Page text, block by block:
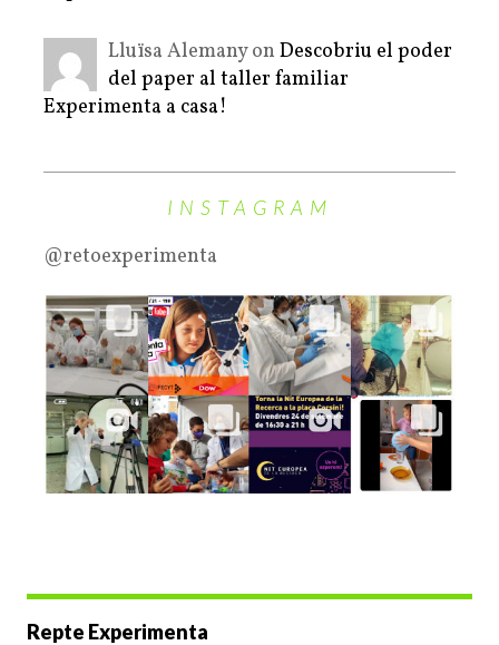
Lluïsa Alemany on Descobriu el poder
del paper al taller familiar
Experimenta a casa!
INSTAGRAM
@retoexperimenta
Repte Experimenta